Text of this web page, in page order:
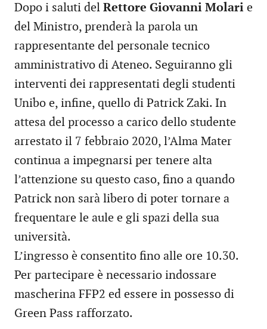
Dopo i saluti del Rettore Giovanni Molari e
del Ministro, prenderà la parola un
rappresentante del personale tecnico
amministrativo di Ateneo. Seguiranno gli
interventi dei rappresentati degli studenti
Unibo e, infine, quello di Patrick Zaki. In
attesa del processo a carico dello studente
arrestato il 7 febbraio 2020, l’Alma Mater
continua a impegnarsi per tenere alta
l’attenzione su questo caso, fino a quando
Patrick non sarà libero di poter tornare a
frequentare le aule e gli spazi della sua
università.
L’ingresso è consentito fino alle ore 10.30.
Per partecipare è necessario indossare
mascherina FFP2 ed essere in possesso di
Green Pass rafforzato.